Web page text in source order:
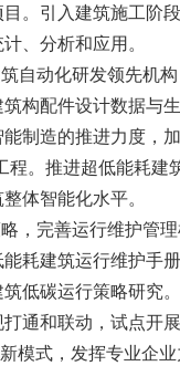
。引入建筑施工阶
、分析和应用。
自动化研发领先机
构配件设计数据与
造的推进力度，
。推进超低能耗建
体智能化水平。
，完善运行维护管
耗建筑运行维护手
低碳运行策略研究
通和联动，试点开
模式，发挥专业企